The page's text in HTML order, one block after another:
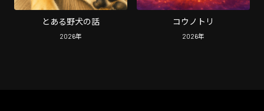
とある野犬の話
2026年
コウノトリ
2026年